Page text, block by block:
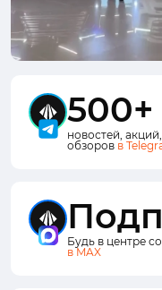
500+
новостей,
обзоров в
Будь в центре
в MAX